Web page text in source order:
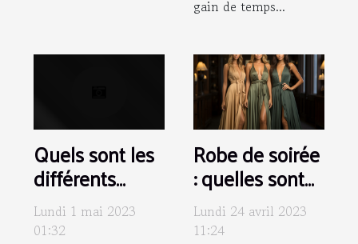
gain de temps...
Quels sont les
différents
types de
costumes
Lundi 1 mai 2023
01:32
Robe de soirée
: quelles sont
les nouvelles
tendances ?
Lundi 24 avril 2023
11:24